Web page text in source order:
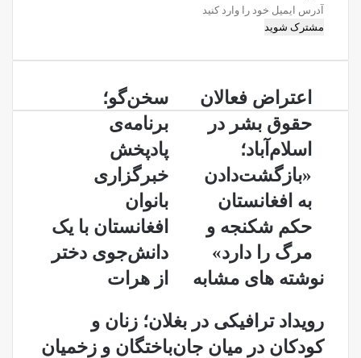
آدرس
ایمیل
را
کنید
سخن‌گو؛
برنامه‌ی
پادپخش
خبرگزاری
بانوان
افغانستان
یک
دانش‌جوی
دختر
از
هرات
سخن‌گو؛
برنامه‌ی
پادپخش
خبرگزاری
بانوان
افغانستان با یک
دانش‌جوی دختر
از هرات
اعتراض
فعالان
حقوق
بشر
در
اسلام‌آباد؛
«بازگشت‌دادن
به
افغانستان
شکنجه
و
دارد»
اعتراض فعالان
حقوق بشر در
اسلام‌آباد؛
«بازگشت‌دادن
به افغانستان
حکم شکنجه و
مرگ را دارد»
نوشته های مشابه
رویداد ترافیکی در بغلان؛ زنان و
کودکان در میان جان‌باختگان و زخمیان